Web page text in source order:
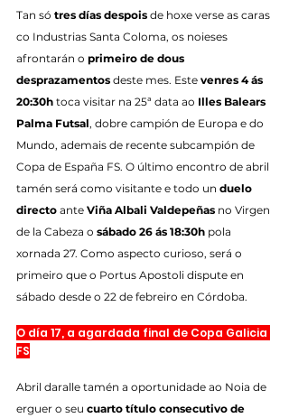
Tan só tres días despois de hoxe verse as caras
co Industrias Santa Coloma, os noieses
afrontarán o primeiro de dous
desprazamentos deste mes. Este venres 4 ás
20:30h toca visitar na 25ª data ao Illes Balears
Palma Futsal, dobre campión de Europa e do
Mundo, ademais de recente subcampión de
Copa de España FS. O último encontro de abril
tamén será como visitante e todo un duelo
directo ante Viña Albali Valdepeñas no Virgen
de la Cabeza o sábado 26 ás 18:30h pola
xornada 27. Como aspecto curioso, será o
primeiro que o Portus Apostoli dispute en
sábado desde o 22 de febreiro en Córdoba.
O día 17, a agardada final de Copa Galicia
FS
Abril daralle tamén a oportunidade ao Noia de
erguer o seu cuarto título consecutivo de